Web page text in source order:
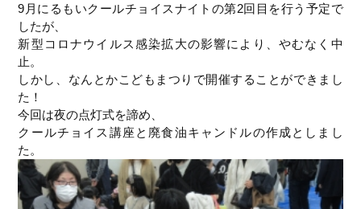
9月にるもいクールチョイスナイトの第2回目を行う予定で
したが、
新型コロナウイルス感染拡大の影響により、やむなく中
止。
しかし、なんとかこどもまつりで開催することができまし
た！
今回は夜の点灯式を諦め、
クールチョイス講座と廃食油キャンドルの作成としまし
た。